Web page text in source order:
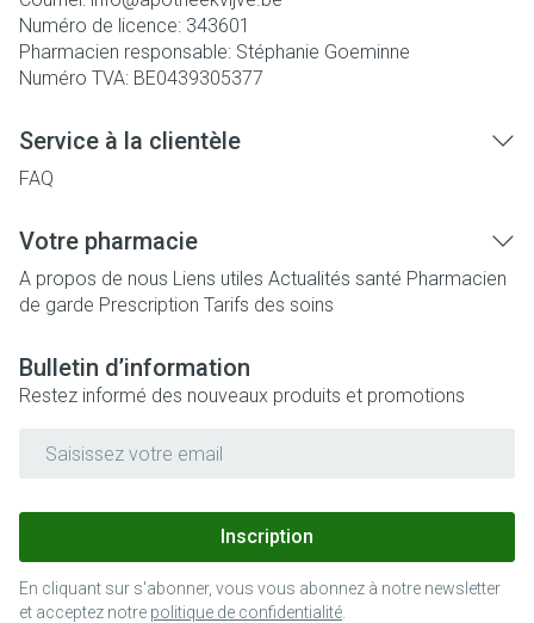
Numéro de licence: 343601
Pharmacien responsable: Stéphanie Goeminne
Numéro TVA: BE0439305377
Service à la clientèle
FAQ
Votre pharmacie
A propos de nous Liens utiles Actualités santé Pharmacien
de garde Prescription Tarifs des soins
Bulletin d’information
Restez informé des nouveaux produits et promotions
Inscription
En cliquant sur s'abonner, vous vous abonnez à notre newsletter
et acceptez notre politique de confidentialité